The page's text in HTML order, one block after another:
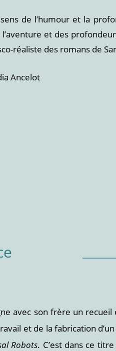
de l’humour et la
et des
réaliste des romans de
Ancelot
avec son frère un
et de la fabrication
Robots. C’est dans ce